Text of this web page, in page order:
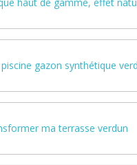
gazon synthétique
ma terrasse verdun